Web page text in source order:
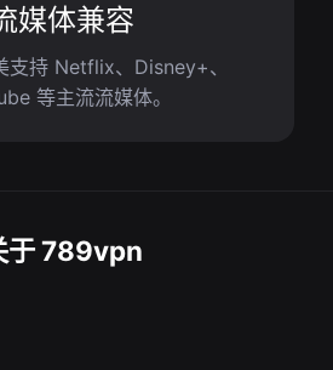
媒体兼容
持 Netflix、Disney+、
等主流流媒体。
于 789vpn